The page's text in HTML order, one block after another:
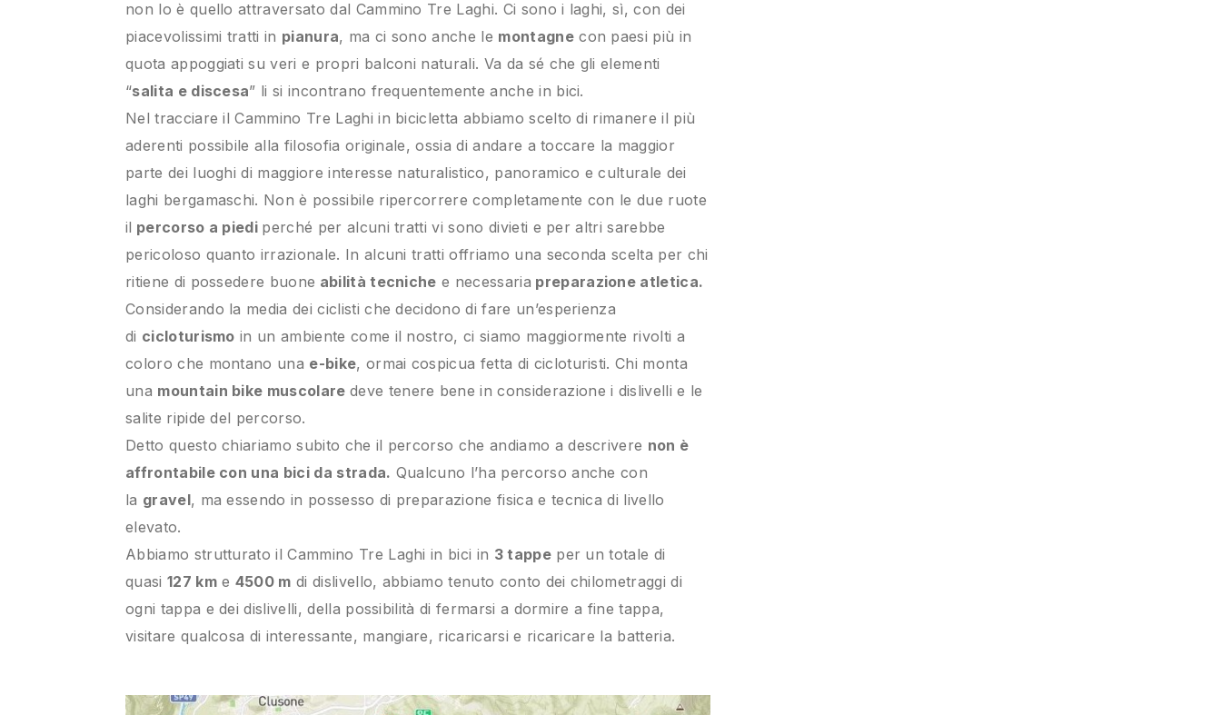
non lo è quello attraversato dal Cammino Tre Laghi. Ci sono i laghi, sì, con dei
piacevolissimi tratti in pianura, ma ci sono anche le montagnecon paesi più in
quota appoggiati su veri e propri balconi naturali. Va da sé che gli elementi
“salita e discesa” li si incontrano frequentemente anche in bici.
Nel tracciare il Cammino Tre Laghi in bicicletta abbiamo scelto di rimanere il più
aderenti possibile alla filosofia originale, ossia di andare a toccare la maggior
parte dei luoghi di maggiore interesse naturalistico, panoramico e culturale dei
laghi bergamaschi. Non è possibile ripercorrere completamente con le due ruote
il percorso a piedi perché per alcuni tratti vi sono divieti e per altri sarebbe
pericoloso quanto irrazionale. In alcuni tratti offriamo una seconda scelta per chi
ritiene di possedere buone abilità tecniche e necessaria preparazione atletica.
Considerando la media dei ciclisti che decidono di fare un’esperienza
di cicloturismo in un ambiente come il nostro, ci siamo maggiormente rivolti a
coloro che montano una e-bike, ormai cospicua fetta di cicloturisti. Chi monta
una mountain bike muscolare deve tenere bene in considerazione i dislivelli e le
salite ripide del percorso.
Detto questo chiariamo subito che il percorso che andiamo a descrivere non è
affrontabile con una bici da strada. Qualcuno l’ha percorso anche con
la gravel, ma essendo in possesso di preparazione fisica e tecnica di livello
elevato.
Abbiamo strutturato il Cammino Tre Laghi in bici in 3 tappeper un totale di
quasi 127 kme 4500 m di dislivello, abbiamo tenuto conto dei chilometraggi di
ogni tappa e dei dislivelli, della possibilità di fermarsi a dormire a fine tappa,
visitare qualcosa di interessante, mangiare, ricaricarsi e ricaricare la batteria.